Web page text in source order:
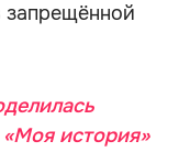
запрещённой
история»